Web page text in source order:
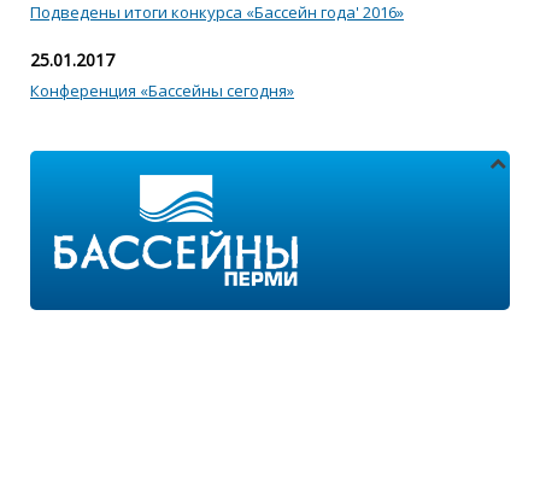
Подведены итоги конкурса «Бассейн года' 2016»
25.01.2017
Конференция «Бассейны сегодня»